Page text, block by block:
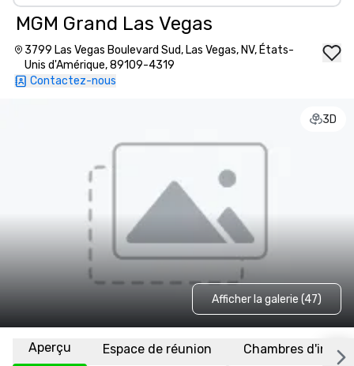
MGM Grand Las Vegas
3799 Las Vegas Boulevard Sud, Las Vegas, NV, États-
Unis d'Amérique, 89109-4319
Contactez-nous
3D
Afficher la galerie (47)
Aperçu Espace de réunion Chambres